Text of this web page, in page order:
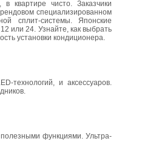
квартире чисто. Заказчики
специализированном
сплит-системы. Японские
или 24. Узнайте, как выбрать
установки кондиционера.
технологий, и аксессуаров.
функциями. Ультра-